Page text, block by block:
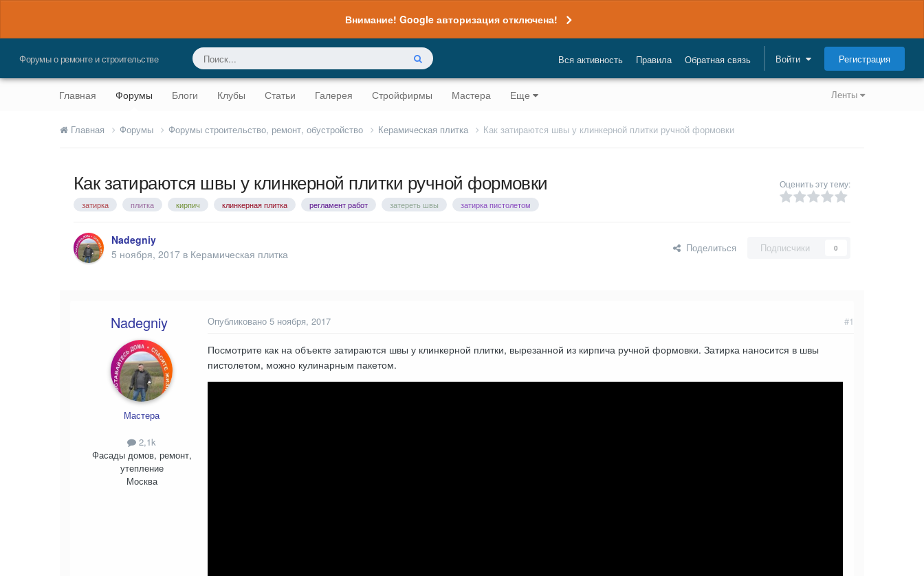
Внимание! Google авторизация отключена!
Форумы о ремонте и строительстве Вся активность Правила Обратная связь Войти Регистрация
Ленты
Главная Форумы Блоги Клубы Статьи Галерея Стройфирмы Мастера Еще
Главная Форумы Форумы строительство, ремонт, обустройство Керамическая плитка Как затираются швы у клинкерной плитки ручной формовки
Как затираются швы у клинкерной плитки ручной формовки
затирка плитка кирпич клинкерная плитка регламент работ затереть швы затирка пистолетом
Оценить эту тему:
Nadegniy
5 ноября, 2017 в Керамическая плитка Поделиться Подписчики 0
Nadegniy
Мастера
2,1k
Фасады домов, ремонт,
утепление
Москва
#1
Опубликовано 5 ноября, 2017
Посмотрите как на объекте затираются швы у клинкерной плитки, вырезанной из кирпича ручной формовки. Затирка наносится в швы
пистолетом, можно кулинарным пакетом.